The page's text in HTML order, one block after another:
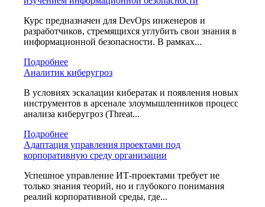
Курс предназначен для DevOps инженеров и
разработчиков, стремящихся углубить свои знания в
информационной безопасности. В рамках...
Подробнее
Аналитик киберугроз
В условиях эскалации кибератак и появления новых
инструментов в арсенале злоумышленников процесс
анализа киберугроз (Threat...
Подробнее
Адаптация управления проектами под
корпоративную среду организации
Успешное управление ИТ-проектами требует не
только знания теорий, но и глубокого понимания
реалий корпоративной среды, где...